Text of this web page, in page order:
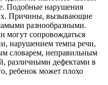
Подобные нарушения
Причины, вызывающие
разнообразными.
могут сопровождаться
нарушением темпа речи,
словарем, неправильным
различными дефектами в
ребенок может плохо